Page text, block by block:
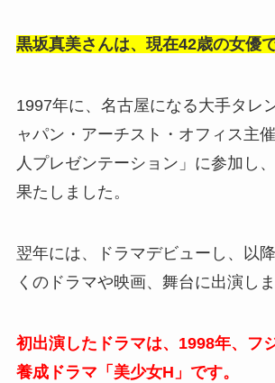
黒坂真美さんは、現在42歳の女優で
1997年に、名古屋になる大手タレ
ャパン・アーチスト・オフィス主
人プレゼンテーション」に参加し
果たしました。
翌年には、ドラマデビューし、以
くのドラマや映画、舞台に出演しま
初出演したドラマは、1998年、フ
養成ドラマ「美少女H」です。